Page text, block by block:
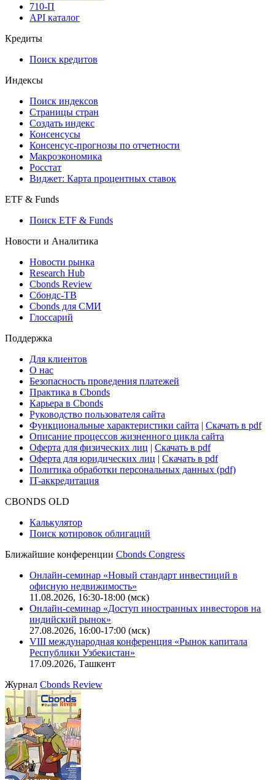
710-П
API каталог
Кредиты
Поиск кредитов
Индексы
Поиск индексов
Страницы стран
Создать индекс
Консенсусы
Консенсус-прогнозы по отчетности
Макроэкономика
Росстат
Виджет: Карта процентных ставок
ETF & Funds
Поиск ETF & Funds
Новости и Аналитика
Новости рынка
Research Hub
Cbonds Review
Сбондс-ТВ
Cbonds для СМИ
Глоссарий
Поддержка
Для клиентов
О нас
Безопасность проведения платежей
Практика в Cbonds
Карьера в Cbonds
Руководство пользователя сайта
Функциональные характеристики сайта | Скачать в pdf
Описание процессов жизненного цикла сайта
Оферта для физических лиц | Скачать в pdf
Оферта для юридических лиц | Скачать в pdf
Политика обработки персональных данных (pdf)
IT-аккредитация
CBONDS OLD
Калькулятор
Поиск котировок облигаций
Ближайшие конференции Cbonds Congress
Онлайн-семинар «Новый стандарт инвестиций в
офисную недвижимость»
11.08.2026, 16:30-18:00 (мск)
Онлайн-семинар «Доступ иностранных инвесторов на
индийский рынок»
27.08.2026, 16:00-17:00 (мск)
VIII международная конференция «Рынок капитала
Республики Узбекистан»
17.09.2026, Ташкент
Журнал Cbonds Review